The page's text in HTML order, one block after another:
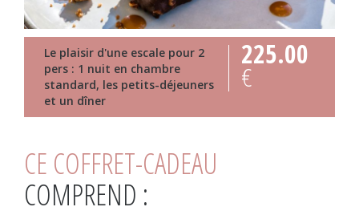
Le plaisir d'une escale pour 2
pers : 1 nuit en chambre
standard, les petits-déjeuners
et un dîner
225.00
€
CE COFFRET-CADEAU
COMPREND :